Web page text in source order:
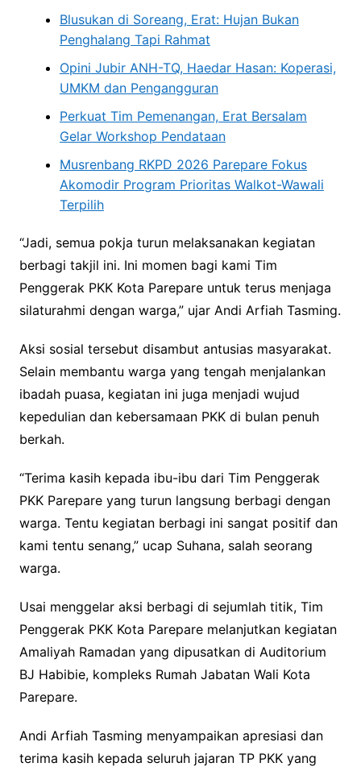
Blusukan di Soreang, Erat: Hujan Bukan
Penghalang Tapi Rahmat
Opini Jubir ANH-TQ, Haedar Hasan: Koperasi,
UMKM dan Pengangguran
Perkuat Tim Pemenangan, Erat Bersalam
Gelar Workshop Pendataan
Musrenbang RKPD 2026 Parepare Fokus
Akomodir Program Prioritas Walkot-Wawali
Terpilih
“Jadi, semua pokja turun melaksanakan kegiatan
berbagi takjil ini. Ini momen bagi kami Tim
Penggerak PKK Kota Parepare untuk terus menjaga
silaturahmi dengan warga,” ujar Andi Arfiah Tasming.
Aksi sosial tersebut disambut antusias masyarakat.
Selain membantu warga yang tengah menjalankan
ibadah puasa, kegiatan ini juga menjadi wujud
kepedulian dan kebersamaan PKK di bulan penuh
berkah.
“Terima kasih kepada ibu-ibu dari Tim Penggerak
PKK Parepare yang turun langsung berbagi dengan
warga. Tentu kegiatan berbagi ini sangat positif dan
kami tentu senang,” ucap Suhana, salah seorang
warga.
Usai menggelar aksi berbagi di sejumlah titik, Tim
Penggerak PKK Kota Parepare melanjutkan kegiatan
Amaliyah Ramadan yang dipusatkan di Auditorium
BJ Habibie, kompleks Rumah Jabatan Wali Kota
Parepare.
Andi Arfiah Tasming menyampaikan apresiasi dan
terima kasih kepada seluruh jajaran TP PKK yang